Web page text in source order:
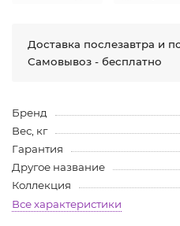
Доставка послезавтра и
Самовывоз - бесплатно
Бренд
Вес, кг
Гарантия
Другое название
Коллекция
Все характеристики